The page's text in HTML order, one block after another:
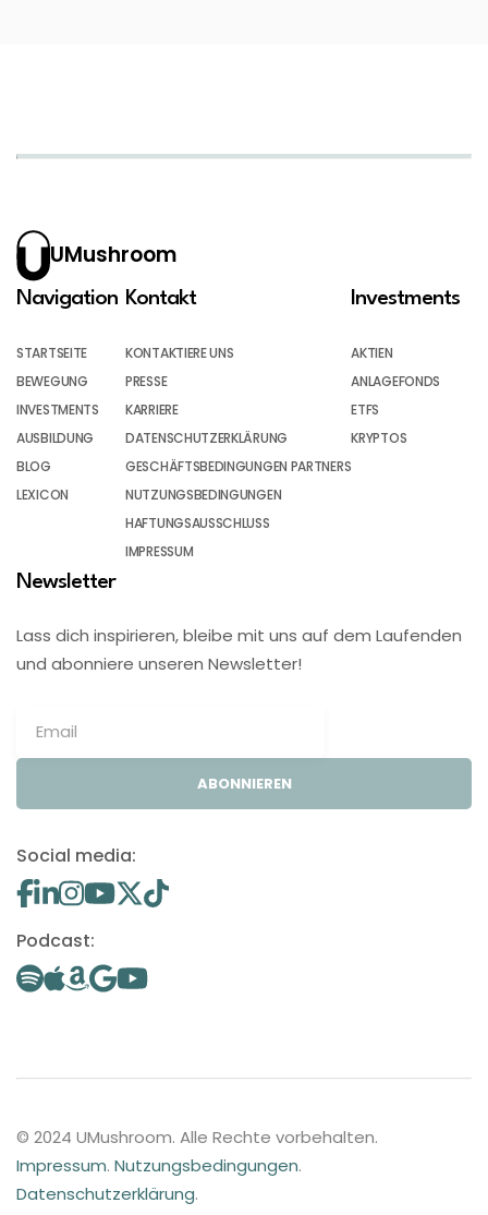
UMushroom
Navigation
STARTSEITE
BEWEGUNG
INVESTMENTS
AUSBILDUNG
BLOG
LEXICON
Kontakt
KONTAKTIERE UNS
PRESSE
KARRIERE
DATENSCHUTZERKLÄRUNG
GESCHÄFTSBEDINGUNGEN PARTNERS
NUTZUNGSBEDINGUNGEN
HAFTUNGSAUSSCHLUSS
IMPRESSUM
Investments
AKTIEN
ANLAGEFONDS
ETFS
KRYPTOS
Newsletter
Lass dich inspirieren, bleibe mit uns auf dem Laufenden
und abonniere unseren Newsletter!
ABONNIEREN
Social media:
Podcast:
© 2024 UMushroom. Alle Rechte vorbehalten.
Impressum. Nutzungsbedingungen.
Datenschutzerklärung.